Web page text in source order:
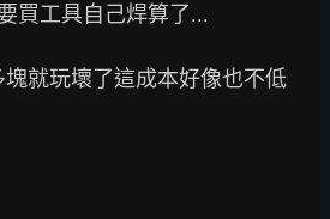
買工具自己焊算了...
就玩壞了這成本好像也不低